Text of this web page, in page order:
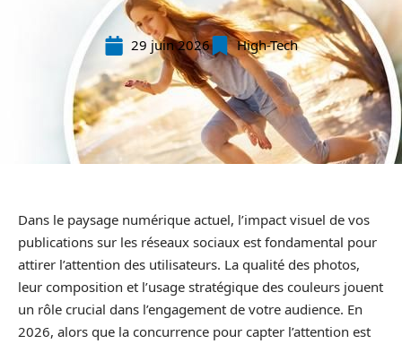
29 juin 2026 High-Tech
Dans le paysage numérique actuel, l’impact visuel de vos
publications sur les réseaux sociaux est fondamental pour
attirer l’attention des utilisateurs. La qualité des photos,
leur composition et l’usage stratégique des couleurs jouent
un rôle crucial dans l’engagement de votre audience. En
2026, alors que la concurrence pour capter l’attention est